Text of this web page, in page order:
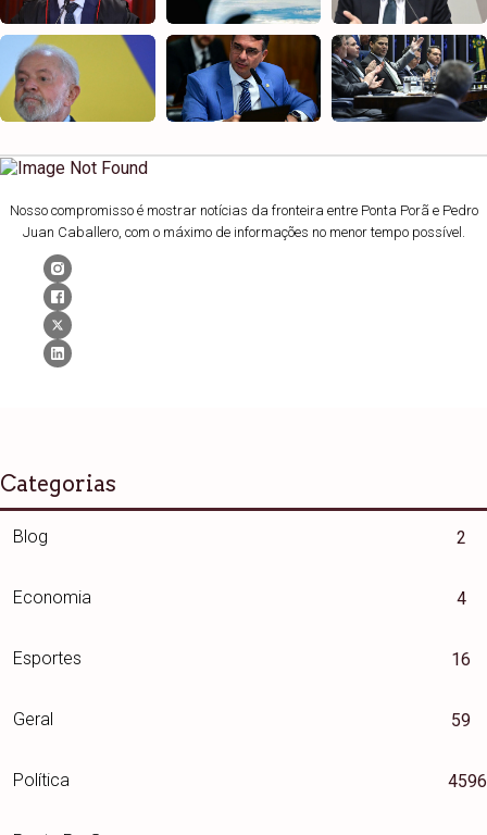
Nosso compromisso é mostrar notícias da fronteira entre Ponta Porã e Pedro
Juan Caballero, com o máximo de informações no menor tempo possível.
Categorias
Blog 2
Economia 4
Esportes 16
Geral 59
Política 4596